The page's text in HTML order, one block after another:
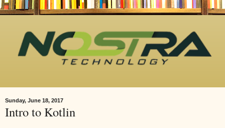
Sunday, June 18, 2017
Intro to Kotlin